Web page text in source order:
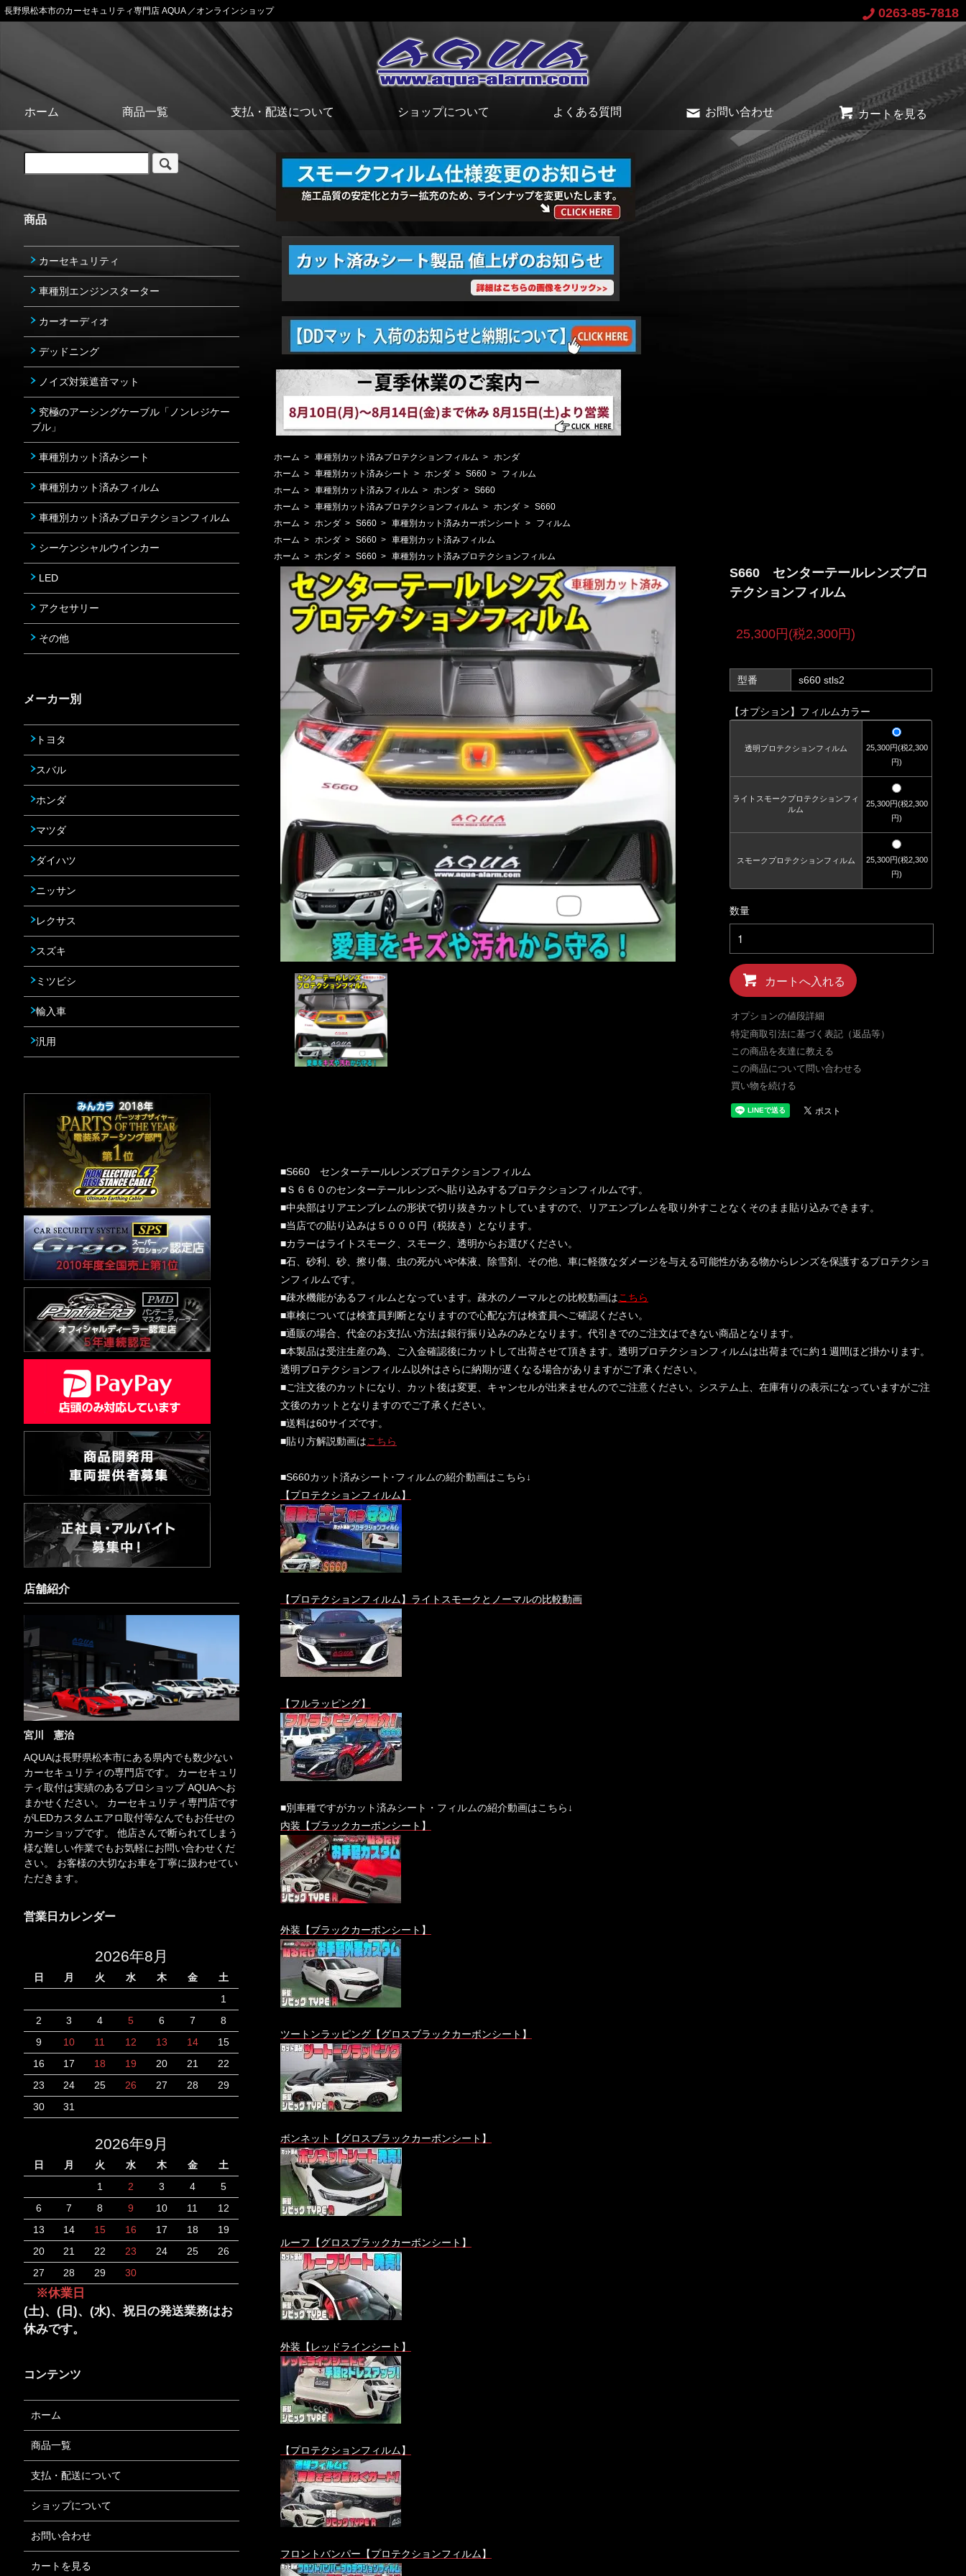
長野県松本市のカーセキュリティ専門店 AQUA ／オンラインショップ 0263-85-7818
ホーム 商品一覧 支払・配送について ショップについて よくある質問 お問い合わせ カートを見る
ホーム > 車種別カット済みプロテクションフィルム > ホンダ
ホーム > 車種別カット済みシート > ホンダ > S660 >
フィルム
ホーム > 車種別カット済みフィルム > ホンダ > S660
ホーム > 車種別カット済みプロテクションフィルム > ホンダ > S660
ホーム > ホンダ > S660 > 車種別カット済みカーボンシート >
フィルム
ホーム > ホンダ > S660 > 車種別カット済みフィルム
ホーム > ホンダ > S660 > 車種別カット済みプロテクションフィルム
S660 センターテールレンズプロ
テクションフィルム
25,300円(税2,300円)
型番 s660 stls2
【オプション】フィルムカラー
透明プロテクションフィルム
25,300円(税2,300
円)
ライトスモークプロテクションフィ
ルム
25,300円(税2,300
円)
スモークプロテクションフィルム
25,300円(税2,300
円)
数量
カートへ入れる
オプションの値段詳細
特定商取引法に基づく表記（返品等）
この商品を友達に教える
この商品について問い合わせる
買い物を続ける
■S660 センターテールレンズプロテクションフィルム
■Ｓ６６０のセンターテールレンズへ貼り込みするプロテクションフィルムです。
■中央部はリアエンブレムの形状で切り抜きカットしていますので、リアエンブレムを取り外すことなくそのまま貼り込みできます。
■当店での貼り込みは５０００円（税抜き）となります。
■カラーはライトスモーク、スモーク、透明からお選びください。
■石、砂利、砂、擦り傷、虫の死がいや体液、除雪剤、その他、車に軽微なダメージを与える可能性がある物からレンズを保護するプロテクショ
ンフィルムです。
■疎水機能があるフィルムとなっています。疎水のノーマルとの比較動画はこちら
■車検については検査員判断となりますので心配な方は検査員へご確認ください。
■通販の場合、代金のお支払い方法は銀行振り込みのみとなります。代引きでのご注文はできない商品となります。
■本製品は受注生産の為、ご入金確認後にカットして出荷させて頂きます。透明プロテクションフィルムは出荷までに約１週間ほど掛かります。
透明プロテクションフィルム以外はさらに納期が遅くなる場合がありますがご了承ください。
■ご注文後のカットになり、カット後は変更、キャンセルが出来ませんのでご注意ください。システム上、在庫有りの表示になっていますがご注
文後のカットとなりますのでご了承ください。
■送料は60サイズです。
■貼り方解説動画はこちら
■S660カット済みシート･フィルムの紹介動画はこちら↓
【プロテクションフィルム】
【プロテクションフィルム】ライトスモークとノーマルの比較動画
【フルラッピング】
■別車種ですがカット済みシート・フィルムの紹介動画はこちら↓
内装【ブラックカーボンシート】
外装【ブラックカーボンシート】
ツートンラッピング【グロスブラックカーボンシート】
ボンネット【グロスブラックカーボンシート】
ルーフ【グロスブラックカーボンシート】
外装【レッドラインシート】
【プロテクションフィルム】
フロントバンパー【プロテクションフィルム】
商品
カーセキュリティ
車種別エンジンスターター
カーオーディオ
デッドニング
ノイズ対策遮音マット
究極のアーシングケーブル「ノンレジケー
ブル」
車種別カット済みシート
車種別カット済みフィルム
車種別カット済みプロテクションフィルム
シーケンシャルウインカー
LED
アクセサリー
その他
メーカー別
トヨタ
スバル
ホンダ
マツダ
ダイハツ
ニッサン
レクサス
スズキ
ミツビシ
輸入車
汎用
店舗紹介
宮川 憲治
AQUAは長野県松本市にある県内でも数少ない
カーセキュリティの専門店です。 カーセキュリ
ティ取付は実績のあるプロショップ AQUAへお
まかせください。 カーセキュリティ専門店です
がLEDカスタムエアロ取付等なんでもお任せの
カーショップです。 他店さんで断られてしまう
様な難しい作業でもお気軽にお問い合わせくだ
さい。 お客様の大切なお車を丁寧に扱わせてい
ただきます。
営業日カレンダー
2026年8月
日 月 火 水 木 金
土
1
2
3 4 5 6 7
8
9
10 11 12 13 14
15
16
17 18 19 20 21
22
23
24 25 26 27 28
29
30
31
2026年9月
日 月 火 水 木 金
土
1
2 3 4
5
6
7 8 9 10 11
12
13
14 15 16 17 18
19
20
21 22 23 24 25
26
27
28 29 30
※休業日
(土)、(日)、(水)、祝日の発送業務はお
休みです。
コンテンツ
ホーム
商品一覧
支払・配送について
ショップについて
お問い合わせ
カートを見る